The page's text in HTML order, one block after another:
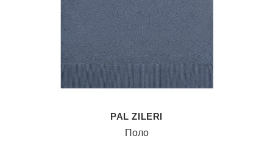
PAL ZILERI
Поло